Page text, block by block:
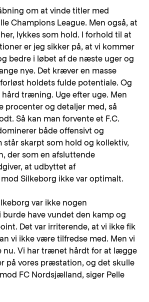
om at vinde titler med
Champions League. Men også, at
lykkes som hold. I forhold til at
er jeg sikker på, at vi kommer
bedre i løbet af de næste uger og
nye. Det kræver en masse
holdets fulde potentiale. Og
hård træning. Uge efter uge. Men
procenter og detaljer med, så
Så kan man forvente et F.C.
både offensivt og
står skarpt som hold og kollektiv,
der som en afsluttende
at udbyttet af
Silkeborg ikke var optimalt.
var ikke nogen
have vundet den kamp og
Det var irriterende, at vi ikke fik
vi ikke være tilfredse med. Men vi
nu. Vi har trænet hårdt for at lægge
på vores præstation, og det skulle
FC Nordsjælland, siger Pelle